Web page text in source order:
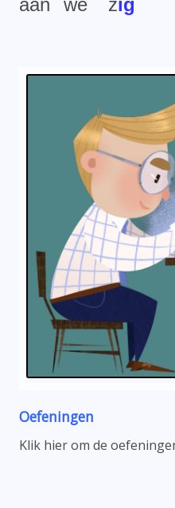
aan
we zig
Oefeningen
Klik hier om de